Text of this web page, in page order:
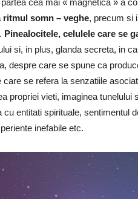
cea mai « magnetica » a
ritmul somn – veghe, precum si
Pinealocitele, celulele care se
si, in plus, glanda secreta, in
despre care se spune ca
se refera la senzatiile
propriei vieti, imaginea tunelului
cu entitati spirituale, sentimentul
inefabile etc.